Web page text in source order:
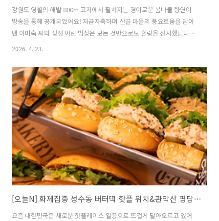
강원도 영월의 해발 800m 고지에서 펼쳐지는 경이로운 봄나물 향연이
방송을 통해 공개되었어요! 자급자족하며 산골 마을의 풍요로움을 담아
낸 이미숙 씨의 정성 어린 밥상은 보는 것만으로도 힐링을 선사했답니다.
직접 가꾼 산마늘과 눈개승마 등 귀한 식재료들이 어우러진 수라상급 상
는 선물 같은 영월의 산채 요리 이야기를 지금부터 생생하게 전달해 드릴
게요! 목차영월 도깨비산채농장 해발 800m 산골에서 피어난 봄나물의
향연시아버지의 추억이 담긴 산마늘주꾸미볶음과 산마늘겉절이 레시피
단종도 반한 어수리와 삼나물 눈개승마가 차려낸 임금님 수라상15년 귀
농 부부의 땀방울로 일궈낸 2만 평 산채 농장의 감동 스토리한상 잘 차렸
습니다 영월 산나물 구..
2026. 4. 23.
[오늘N] 화제집중 성수동 버터떡 핫플 위치&관악산 명당김밥
요즘 대한민국은 새로운 핫플레이스 열풍으로 뜨겁게 달아오르고 있어